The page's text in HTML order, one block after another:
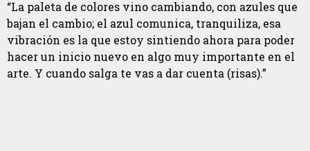
“La paleta de colores vino cambiando, con azules que
bajan el cambio; el azul comunica, tranquiliza, esa
vibración es la que estoy sintiendo ahora para poder
hacer un inicio nuevo en algo muy importante en el
arte. Y cuando salga te vas a dar cuenta (risas).”